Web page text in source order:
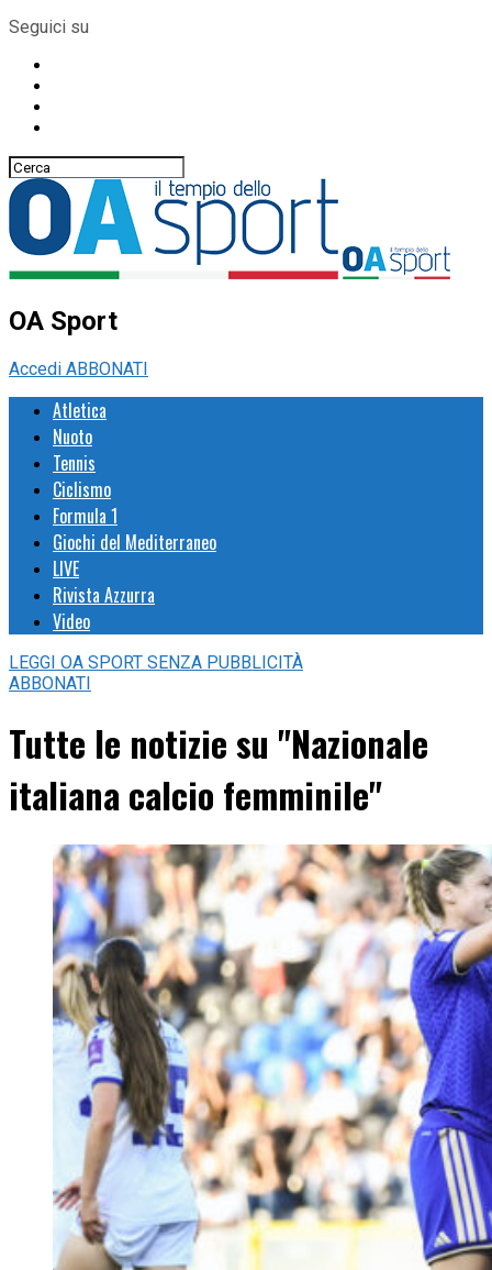
Seguici su
OA Sport
Accedi ABBONATI
Atletica
Nuoto
Tennis
Ciclismo
Formula 1
Giochi del Mediterraneo
LIVE
Rivista Azzurra
Video
LEGGI OA SPORT SENZA PUBBLICITÀ
ABBONATI
Tutte le notizie su "Nazionale
italiana calcio femminile"